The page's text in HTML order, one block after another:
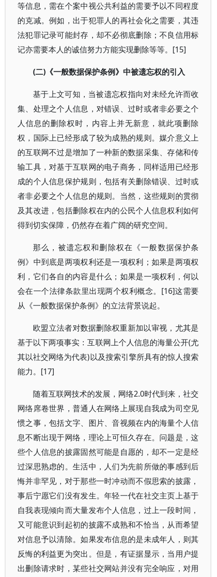
等信息，需在个案中视公共利益的需要予以不同程度
的克减。例如，出于犯罪人的再社会化之需要，其违
法犯罪记录可能封存，却不必彻底删除；不良信用标
记亦需要本人的诚信努力方能实现删除等等。[15]
(二)《一般数据保护条例》中被遗忘权的引入
基于上文可知，当被遗忘权指向对未经允许而收
集、处理之个人信息，对错误、过时或者非必要之个
人信息的删除权时，内容上并无新意，就此项删除
权，国际上已经形成了较为成熟的规则。媒介意义上
的互联网不过是增加了一种新的数据采集、存储和传
输工具，对基于互联网的电子商务，同样适用已经形
成的个人信息保护规则，包括有关删除错误、过时或
者非必要之个人信息的规则。当然，这些规则的贯彻
及其改进，包括删除权在内的公民个人信息权利如何
得到切实保障，仍然存在着广阔的研究空间。
那么，被遗忘权和删除权在《一般数据保护条
例》中到底是两项权利还是一项权利；如果是两项权
利，它们各自的内容是什么；如果是一项权利，何以
会在一个法律条款里出现两个权利概念。[16]这需要
从《一般数据保护条例》的立法背景说起。
欧盟立法者对数据删除权重新加以审视，尤其是
基于以下两项事实：互联网上个人信息的海量公开(尤
其以社交网络为代表)以及搜索引擎所具有的惊人搜索
能力。[17]
随着互联网技术的发展，网络2.0时代到来，社交
网络席卷世界，普通人在网络上展现自我成为司空见
惯之事，包括文字、图片、音视频在内的海量个人信
息不断出现于网络，理论上可恒久存在。问题是，这
些个人信息的披露固然可能是自愿的，却不一定是经
过深思熟虑的。生活中，人们为先前所做的事感到后
悔并非罕见，对于那些一时冲动而不假思索的披露，
事后宁愿它们没有发生。年轻一代在社交主页上基于
自我表现倾向而大量发布个人信息，过上一段时间，
又可能意识到起初的披露不成熟和不恰当，从而希望
对信息予以清除。如果发布信息的是未成年人，则其
反悔的利益更为突出。但是，有证据显示，当用户提
出删除请求时，某些社交网站并没有完全响应，对用